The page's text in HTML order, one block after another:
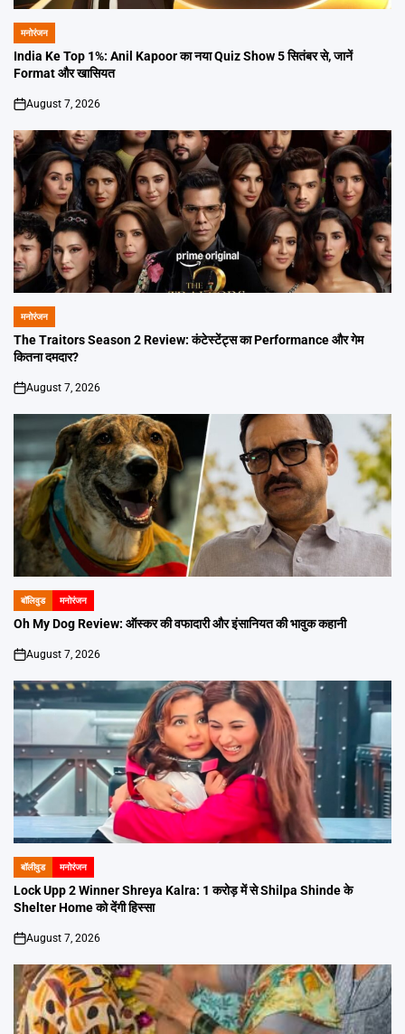
POSTED
IN
मनोरंजन
India Ke Top 1%: Anil Kapoor का नया Quiz Show 5 सितंबर से, जानें
Format और खासियत
on
August 7, 2026
POSTED
IN
मनोरंजन
The Traitors Season 2 Review: कंटेस्टेंट्स का Performance और गेम
कितना दमदार?
on
August 7, 2026
POSTED
IN
बॉलिवुड मनोरंजन
Oh My Dog Review: ऑस्कर की वफादारी और इंसानियत की भावुक कहानी
on
August 7, 2026
POSTED
IN
बॉलीवुड मनोरंजन
Lock Upp 2 Winner Shreya Kalra: 1 करोड़ में से Shilpa Shinde के
Shelter Home को देंगी हिस्सा
on
August 7, 2026